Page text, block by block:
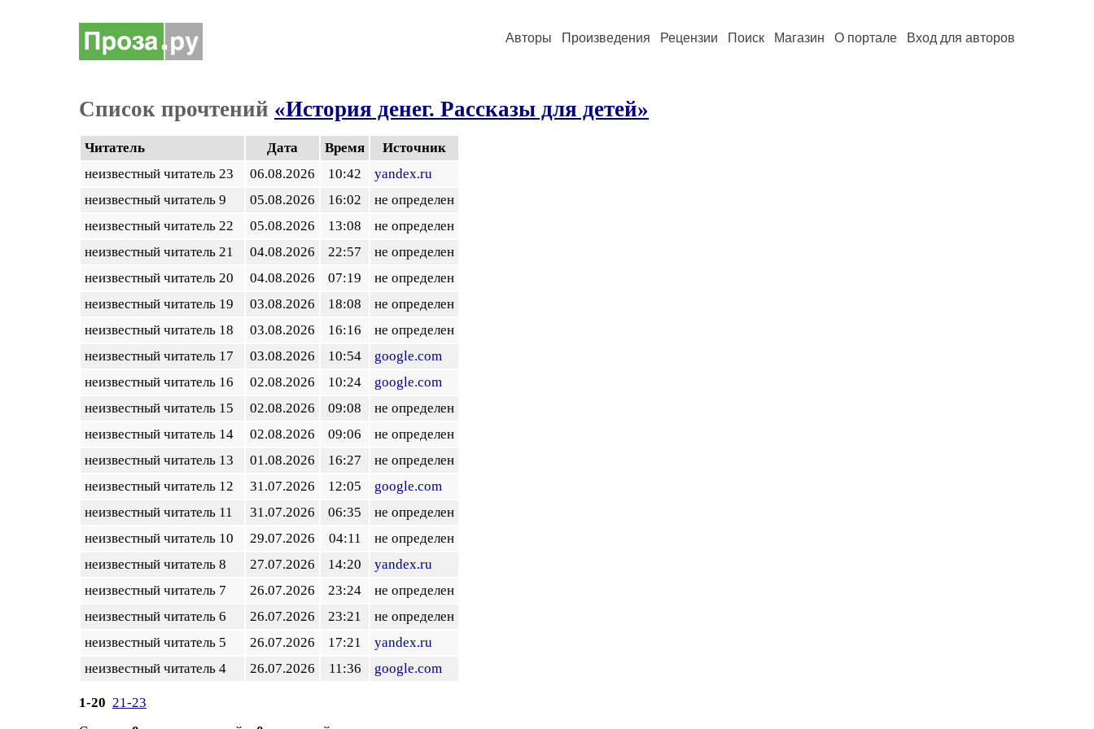
Авторы Произведения Рецензии Поиск Магазин О портале Вход для авторов
Список прочтений «История денег. Рассказы для детей»
Читатель Дата Время
Источник
неизвестный читатель 23
06.08.2026 10:42
yandex.ru
неизвестный читатель 9
05.08.2026 16:02
не определен
неизвестный читатель 22
05.08.2026 13:08
не определен
неизвестный читатель 21
04.08.2026 22:57
не определен
неизвестный читатель 20
04.08.2026 07:19
не определен
неизвестный читатель 19
03.08.2026 18:08
не определен
неизвестный читатель 18
03.08.2026 16:16
не определен
неизвестный читатель 17
03.08.2026 10:54
google.com
неизвестный читатель 16
02.08.2026 10:24
google.com
неизвестный читатель 15
02.08.2026 09:08
не определен
неизвестный читатель 14
02.08.2026 09:06
не определен
неизвестный читатель 13
01.08.2026 16:27
не определен
неизвестный читатель 12
31.07.2026 12:05
google.com
неизвестный читатель 11
31.07.2026 06:35
не определен
неизвестный читатель 10
29.07.2026 04:11
не определен
неизвестный читатель 8
27.07.2026 14:20
yandex.ru
неизвестный читатель 7
26.07.2026 23:24
не определен
неизвестный читатель 6
26.07.2026 23:21
не определен
неизвестный читатель 5
26.07.2026 17:21
yandex.ru
неизвестный читатель 4
26.07.2026 11:36 google.com
1-20 21-23